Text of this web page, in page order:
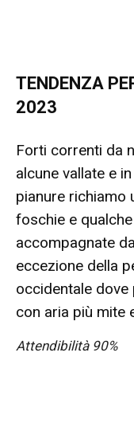
TENDENZA
2023
Forti correnti da
alcune vallate e
pianure richiamo
foschie e
accompagnate
eccezione della
occidentale
con aria più mite
Attendibilità 90%